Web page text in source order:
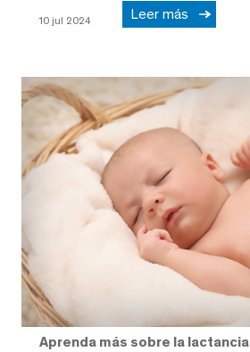
10 jul 2024 Leer más
Aprenda más sobre la lactancia